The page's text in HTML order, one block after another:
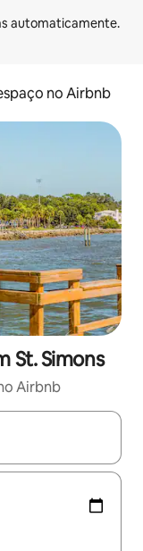
no Airbnb
St. Simons
Airbnb
explore-os